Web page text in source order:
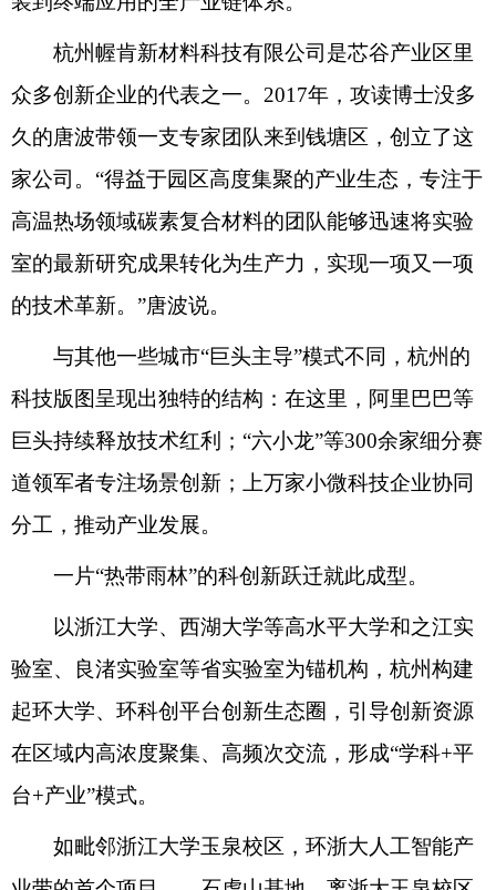
杭州幄肯新材料科技有限公司是芯谷产业区里
众多创新企业的代表之一。2017年，攻读博士没多
久的唐波带领一支专家团队来到钱塘区，创立了这
家公司。“得益于园区高度集聚的产业生态，专注于
高温热场领域碳素复合材料的团队能够迅速将实验
室的最新研究成果转化为生产力，实现一项又一项
的技术革新。”唐波说。
与其他一些城市“巨头主导”模式不同，杭州的
科技版图呈现出独特的结构：在这里，阿里巴巴等
巨头持续释放技术红利；“六小龙”等300余家细分赛
道领军者专注场景创新；上万家小微科技企业协同
分工，推动产业发展。
一片“热带雨林”的科创新跃迁就此成型。
以浙江大学、西湖大学等高水平大学和之江实
验室、良渚实验室等省实验室为锚机构，杭州构建
起环大学、环科创平台创新生态圈，引导创新资源
在区域内高浓度聚集、高频次交流，形成“学科+平
台+产业”模式。
如毗邻浙江大学玉泉校区，环浙大人工智能产